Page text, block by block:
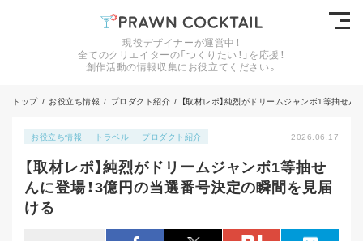
現役デザイナーが運営中！
全てのクリエイターの「つくりたい！」を応援！
創作活動の情報収集にお役立てください。
トップ / お役立ち情報 / プロダクト紹介 / 【取材レポ】純烈がドリームジャンボ1等抽せ
お役立ち情報 トラベル プロダクト紹介 2026.06.17
【取材レポ】純烈がドリームジャンボ1等抽せ
んに登場！3億円の当選番号決定の瞬間を見届
ける